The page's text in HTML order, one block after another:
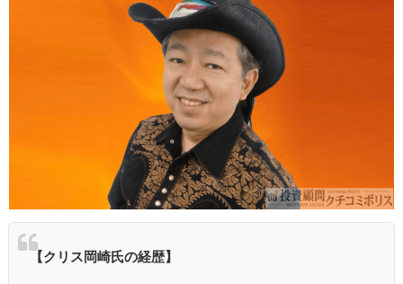
【クリス岡崎氏の経歴】